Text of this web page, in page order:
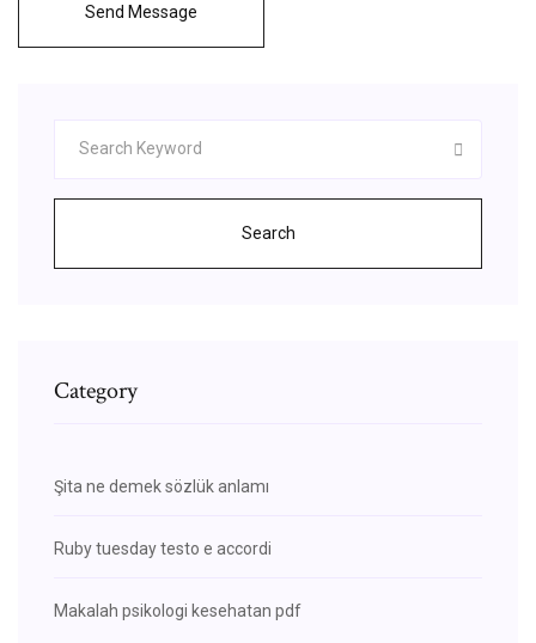
Send Message
Search
Category
Şita ne demek sözlük anlamı
Ruby tuesday testo e accordi
Makalah psikologi kesehatan pdf